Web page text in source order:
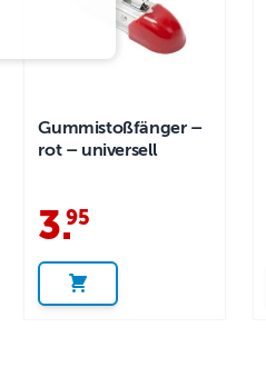
Gummistoßfänger –
rot – universell
3.
95